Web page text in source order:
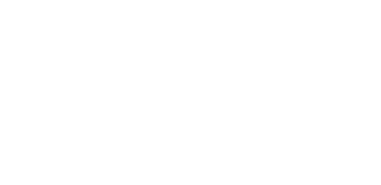
aos favoritos